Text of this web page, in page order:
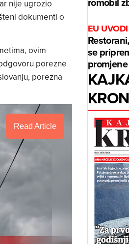
nije ugrozio
dokumenti o
ovim
porezne
porezna
Read Article
EU
se
promjene